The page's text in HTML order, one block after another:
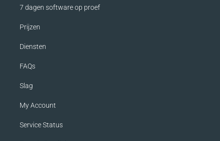
7 dagen software op proef
Prijzen
Diensten
FAQs
Slag
My Account
Service Status